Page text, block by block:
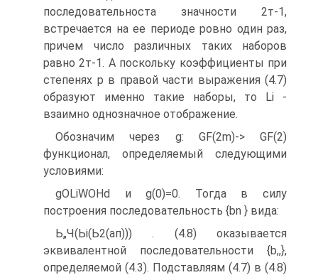
последовательноста значности 2т-1,
встречается на ее периоде ровно один раз,
причем число различных таких наборов
равно 2т-1. А поскольку коэффициенты при
степенях р в правой части выражения (4.7)
образуют именно такие наборы, то Li -
взаимно однозначное отображение.
Обозначим через g: GF(2m)-> GF(2)
функционал, определяемый следующими
условиями:
gOLiWOHd и g(0)=0. Тогда в силу
построения последовательность {bn } вида:
Ь„Ч(Ьі(Ь2(ап))) . (4.8) оказывается
эквивалентной последовательности {b,,},
определяемой (4.3). Подставляям (4.7) в (4.8)